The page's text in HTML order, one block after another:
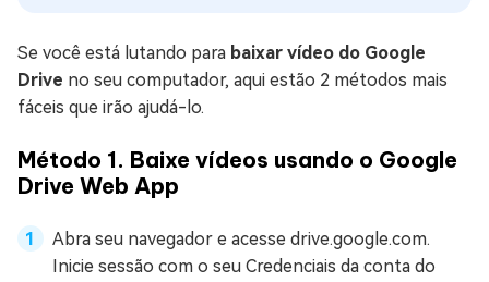
Se você está lutando para baixar vídeo do Google
Drive no seu computador, aqui estão 2 métodos mais
fáceis que irão ajudá-lo.
Método 1. Baixe vídeos usando o Google
Drive Web App
Abra seu navegador e acesse drive.google.com.
Inicie sessão com o seu Credenciais da conta do